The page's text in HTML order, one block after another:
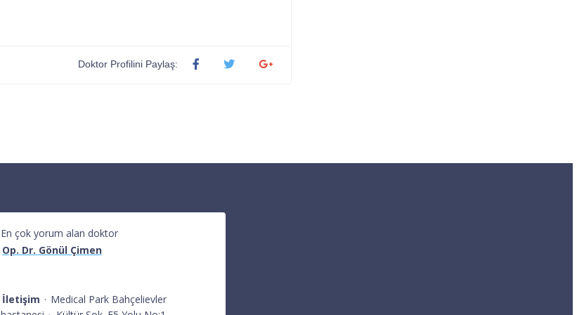
Doktor Profilini Paylaş:
En çok yorum alan doktor
Op. Dr. Gönül Çimen
İletişim · Medical Park Bahçelievler